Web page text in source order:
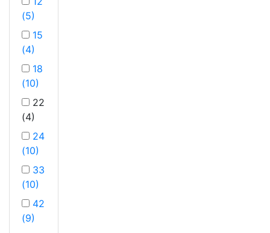
(5)
15
(4)
18
(10)
22
(4)
24
(10)
33
(10)
42
(9)